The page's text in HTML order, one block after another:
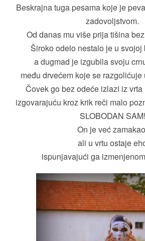
Beskrajna tuga pesama koje je
zadovoljstvom.
Od danas mu više prija tišina
Široko odelo nestalo je u svojoj
a dugmad je izgubila svoju
među drvećem koje se
Čovek go bez odeće izlazi iz
izgovarajuću kroz krik reči malo
SLOBODAN SAM!
On je već
ali u vrtu ostaje
ispunjavajući ga